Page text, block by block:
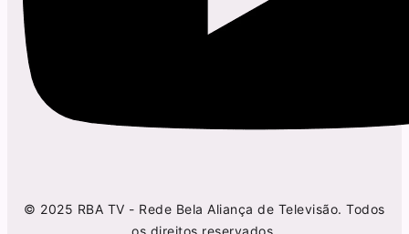
© 2025 RBA TV - Rede Bela Aliança de Televisão. Todos
os direitos reservados.